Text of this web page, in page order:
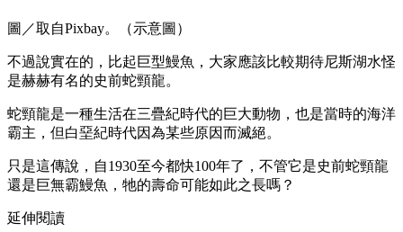
圖／取自Pixbay。（示意圖）
不過說實在的，比起巨型鰻魚，大家應該比較期待尼斯湖水怪
是赫赫有名的史前蛇頸龍。
蛇頸龍是一種生活在三疊紀時代的巨大動物，也是當時的海洋
霸主，但白堊紀時代因為某些原因而滅絕。
只是這傳說，自1930至今都快100年了，不管它是史前蛇頸龍
還是巨無霸鰻魚，牠的壽命可能如此之長嗎？
延伸閱讀